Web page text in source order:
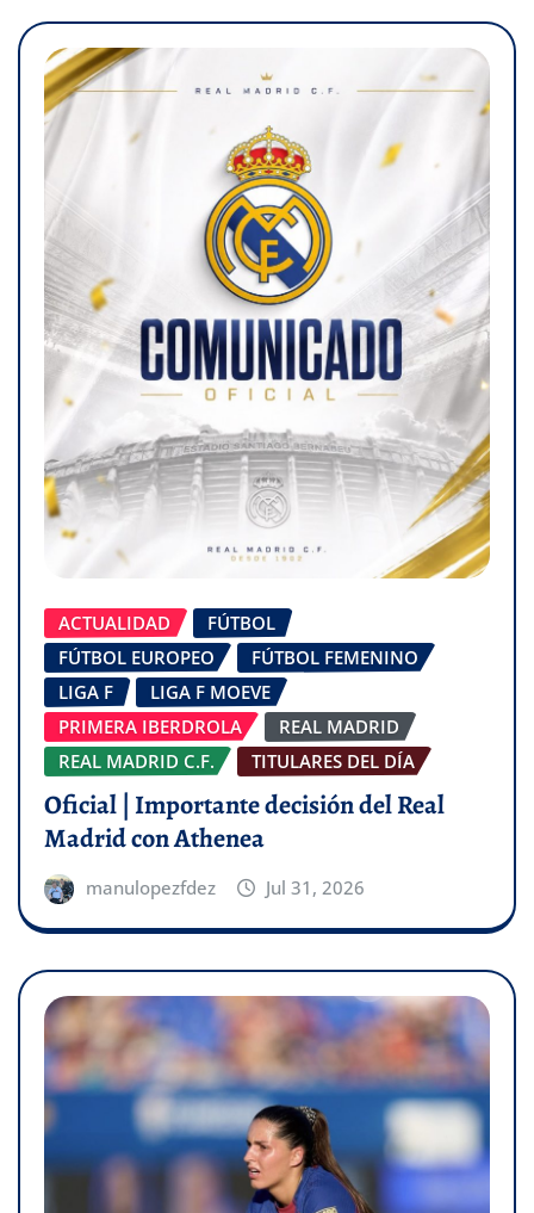
ACTUALIDAD
FÚTBOL
FÚTBOL EUROPEO
FÚTBOL FEMENINO
LIGA F
LIGA F MOEVE
PRIMERA IBERDROLA
REAL MADRID
REAL MADRID C.F.
TITULARES DEL DÍA
Oficial | Importante decisión del Real
Madrid con Athenea
manulopezfdez Jul 31, 2026